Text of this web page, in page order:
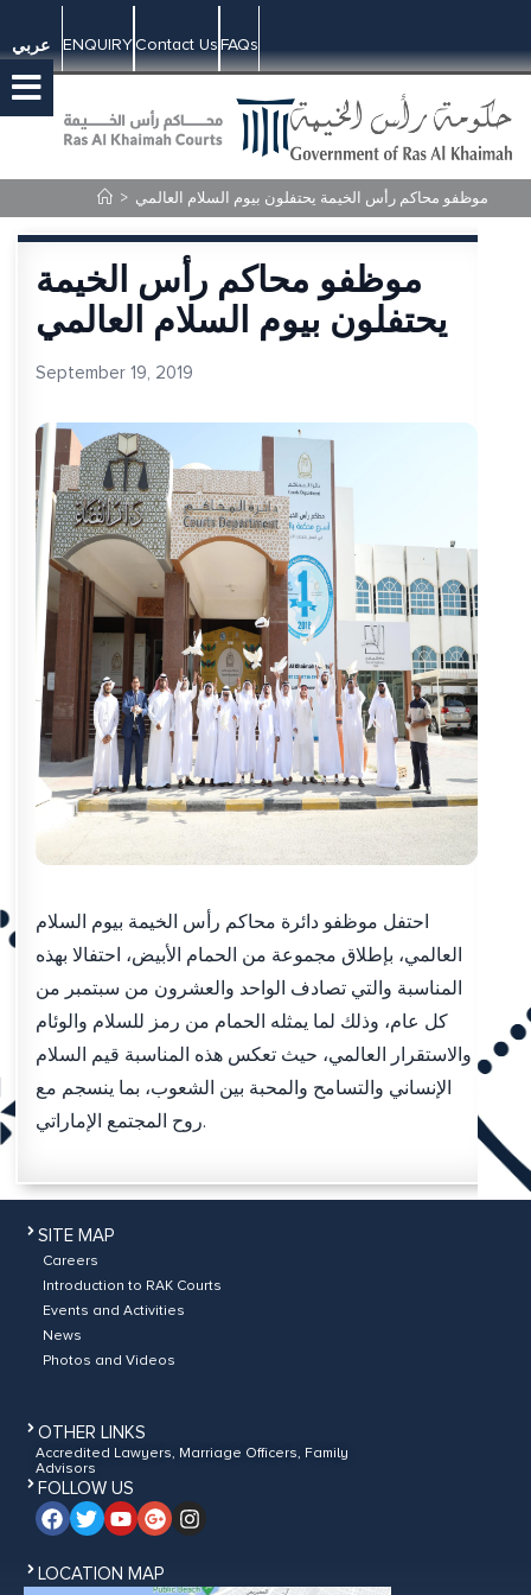
عربي ENQUIRYContact UsFAQs
> موظفو محاكم رأس الخيمة يحتفلون بيوم السلام العالمي
موظفو محاكم رأس الخيمة
يحتفلون بيوم السلام العالمي
September 19, 2019
احتفل موظفو دائرة محاكم رأس الخيمة بيوم السلام
العالمي، بإطلاق مجموعة من الحمام الأبيض، احتفالا بهذه
المناسبة والتي تصادف الواحد والعشرون من سبتمبر من
كل عام، وذلك لما يمثله الحمام من رمز للسلام والوئام
والاستقرار العالمي، حيث تعكس هذه المناسبة قيم السلام
الإنساني والتسامح والمحبة بين الشعوب، بما ينسجم مع
روح المجتمع الإماراتي.
SITE MAP
Careers
Introduction to RAK Courts
Events and Activities
News
Photos and Videos
OTHER LINKS
Accredited Lawyers, Marriage Officers, Family
Advisors
FOLLOW US
LOCATION MAP